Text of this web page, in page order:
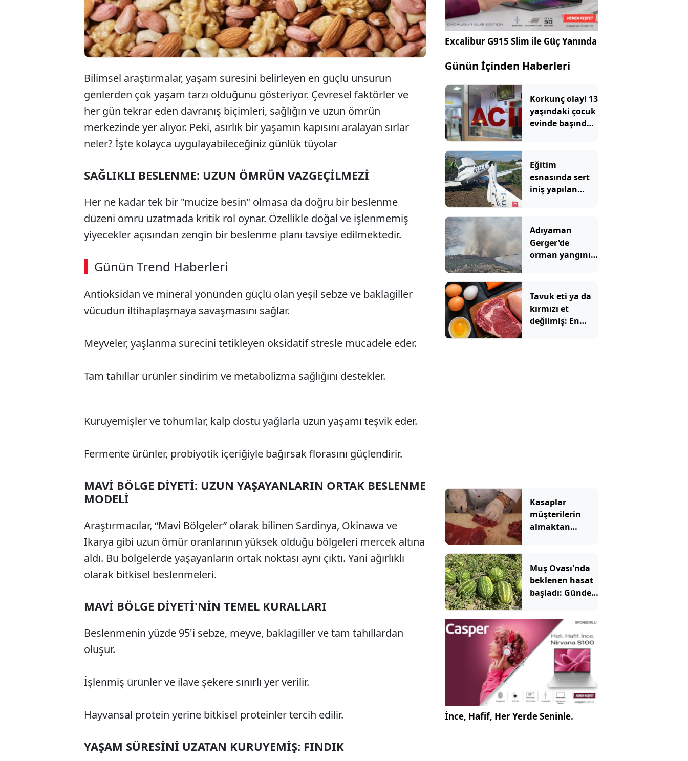
Bilimsel araştırmalar, yaşam süresini belirleyen en güçlü unsurun
genlerden çok yaşam tarzı olduğunu gösteriyor. Çevresel faktörler ve
her gün tekrar eden davranış biçimleri, sağlığın ve uzun ömrün
merkezinde yer alıyor. Peki, asırlık bir yaşamın kapısını aralayan sırlar
neler? İşte kolayca uygulayabileceğiniz günlük tüyolar
SAĞLIKLI BESLENME: UZUN ÖMRÜN VAZGEÇİLMEZİ
Her ne kadar tek bir "mucize besin" olmasa da doğru bir beslenme
düzeni ömrü uzatmada kritik rol oynar. Özellikle doğal ve işlenmemiş
yiyecekler açısından zengin bir beslenme planı tavsiye edilmektedir.
Günün Trend Haberleri
00:02 / 09:08
Sesi Aç
Antioksidan ve mineral yönünden güçlü olan yeşil sebze ve baklagiller
vücudun iltihaplaşmaya savaşmasını sağlar.
Meyveler, yaşlanma sürecini tetikleyen oksidatif stresle mücadele eder.
Tam tahıllar ürünler sindirim ve metabolizma sağlığını destekler.
Kuruyemişler ve tohumlar, kalp dostu yağlarla uzun yaşamı teşvik eder.
Fermente ürünler, probiyotik içeriğiyle bağırsak florasını güçlendirir.
MAVİ BÖLGE DİYETİ: UZUN YAŞAYANLARIN ORTAK BESLENME
MODELİ
Araştırmacılar, “Mavi Bölgeler” olarak bilinen Sardinya, Okinawa ve
Ikarya gibi uzun ömür oranlarının yüksek olduğu bölgeleri mercek altına
aldı. Bu bölgelerde yaşayanların ortak noktası aynı çıktı. Yani ağırlıklı
olarak bitkisel beslenmeleri.
MAVİ BÖLGE DİYETİ'NİN TEMEL KURALLARI
Beslenmenin yüzde 95'i sebze, meyve, baklagiller ve tam tahıllardan
oluşur.
İşlenmiş ürünler ve ilave şekere sınırlı yer verilir.
Hayvansal protein yerine bitkisel proteinler tercih edilir.
YAŞAM SÜRESİNİ UZATAN KURUYEMİŞ: FINDIK
Excalibur G915 Slim ile Güç Yanında
Günün İçinden Haberleri
Korkunç olay! 13
yaşındaki çocuk
evinde başından
Eğitim
esnasında sert
iniş yapılan
Adıyaman
Gerger'de
orman yangını
Tavuk eti ya da
kırmızı et
değilmiş: En
Kasaplar
müşterilerin
almaktan
Muş Ovası'nda
beklenen hasat
başladı: Günde
İnce, Hafif, Her Yerde Seninle.